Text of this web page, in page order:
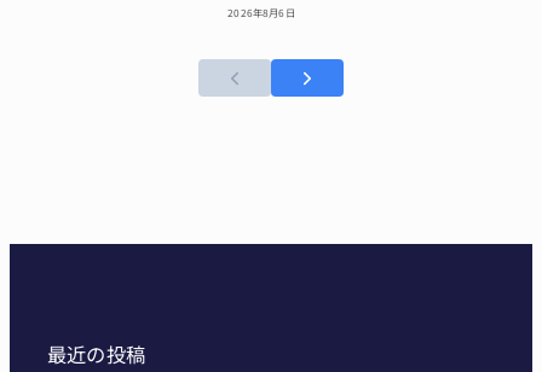
2026年8月6日
最近の投稿